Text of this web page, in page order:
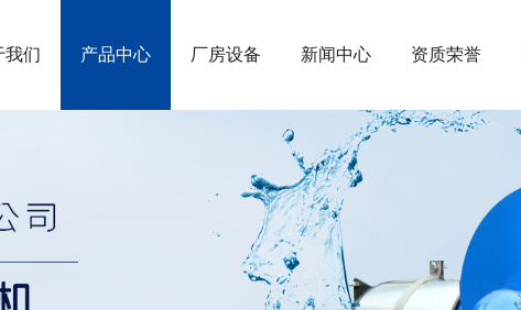
我们 产品中心 厂房设备 新闻中心 资质荣誉